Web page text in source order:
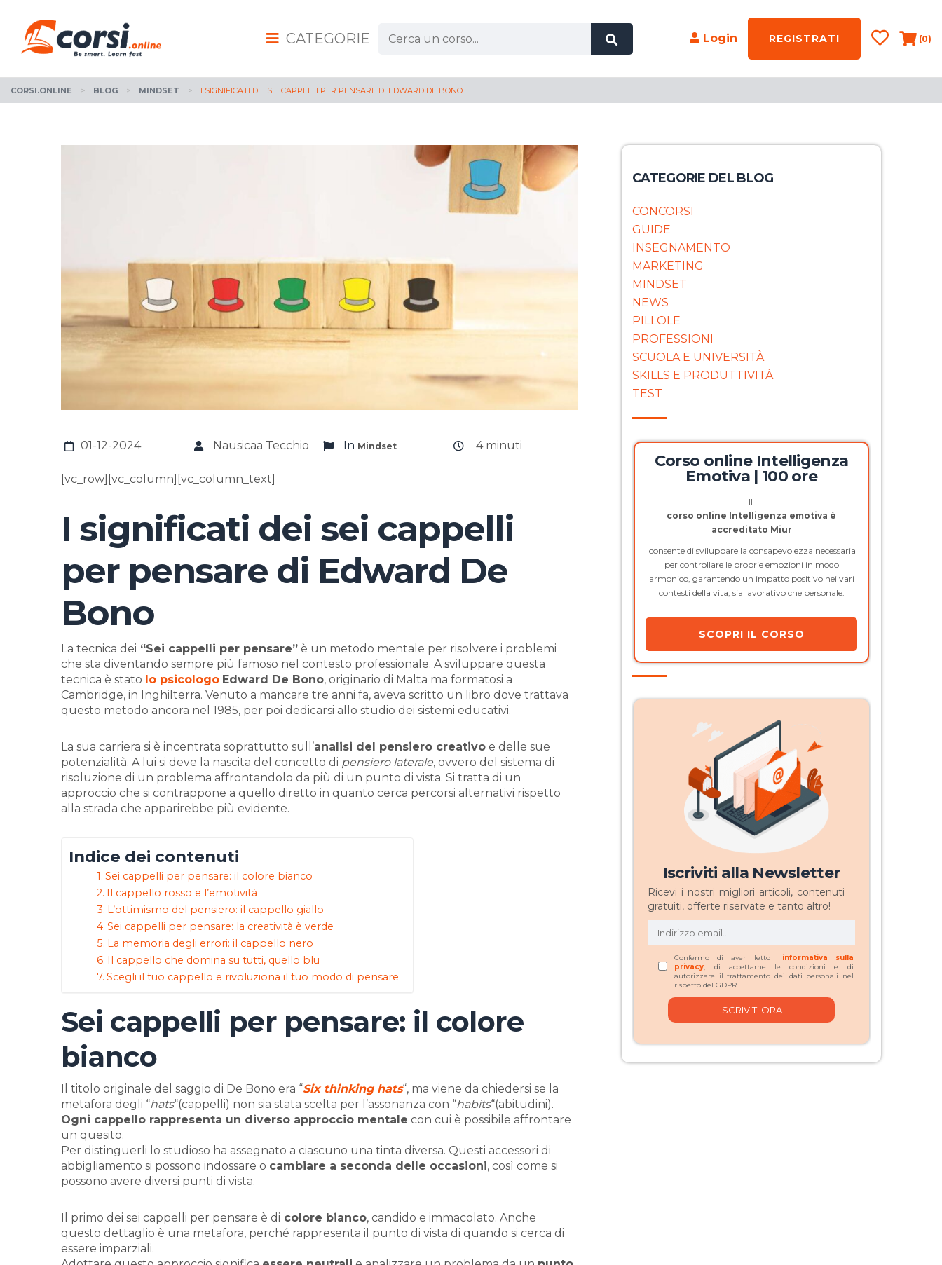
CATEGORIE Login REGISTRATI (0)
CORSI.ONLINE > BLOG > MINDSET > I SIGNIFICATI DEI SEI CAPPELLI PER PENSARE DI EDWARD DE BONO
01-12-2024 Nausicaa Tecchio In Mindset 4 minuti
[vc_row][vc_column][vc_column_text]
I significati dei sei cappelli
per pensare di Edward De
Bono
La tecnica dei “Sei cappelli per pensare” è un metodo mentale per risolvere i problemi
che sta diventando sempre più famoso nel contesto professionale. A sviluppare questa
tecnica è stato lo psicologo Edward De Bono, originario di Malta ma formatosi a
Cambridge, in Inghilterra. Venuto a mancare tre anni fa, aveva scritto un libro dove trattava
questo metodo ancora nel 1985, per poi dedicarsi allo studio dei sistemi educativi.
La sua carriera si è incentrata soprattutto sull’analisi del pensiero creativo e delle sue
potenzialità. A lui si deve la nascita del concetto di pensiero laterale, ovvero del sistema di
risoluzione di un problema affrontandolo da più di un punto di vista. Si tratta di un
approccio che si contrappone a quello diretto in quanto cerca percorsi alternativi rispetto
alla strada che apparirebbe più evidente.
Indice dei contenuti
Sei cappelli per pensare: il colore bianco
Il cappello rosso e l’emotività
L’ottimismo del pensiero: il cappello giallo
Sei cappelli per pensare: la creatività è verde
La memoria degli errori: il cappello nero
Il cappello che domina su tutti, quello blu
Scegli il tuo cappello e rivoluziona il tuo modo di pensare
Sei cappelli per pensare: il colore
bianco
Il titolo originale del saggio di De Bono era “Six thinking hats“, ma viene da chiedersi se la
metafora degli “hats“(cappelli) non sia stata scelta per l’assonanza con “habits“(abitudini).
Ogni cappello rappresenta un diverso approccio mentale con cui è possibile affrontare
un quesito.
Per distinguerli lo studioso ha assegnato a ciascuno una tinta diversa. Questi accessori di
abbigliamento si possono indossare o cambiare a seconda delle occasioni, così come si
possono avere diversi punti di vista.
Il primo dei sei cappelli per pensare è di colore bianco, candido e immacolato. Anche
questo dettaglio è una metafora, perché rappresenta il punto di vista di quando si cerca di
essere imparziali.
CATEGORIE DEL BLOG
CONCORSI
GUIDE
INSEGNAMENTO
MARKETING
MINDSET
NEWS
PILLOLE
PROFESSIONI
SCUOLA E UNIVERSITÀ
SKILLS E PRODUTTIVITÀ
TEST
Corso online Intelligenza
Emotiva | 100 ore
Il
corso online Intelligenza emotiva è
accreditato Miur
consente di sviluppare la consapevolezza necessaria
per controllare le proprie emozioni in modo
armonico, garantendo un impatto positivo nei vari
contesti della vita, sia lavorativo che personale.
SCOPRI IL CORSO
Iscriviti alla Newsletter
Ricevi i nostri migliori articoli, contenuti
gratuiti, offerte riservate e tanto altro!
Confermo di aver letto l'informativa sulla
privacy, di accettarne le condizioni e di
autorizzare il trattamento dei dati personali nel
rispetto del GDPR.